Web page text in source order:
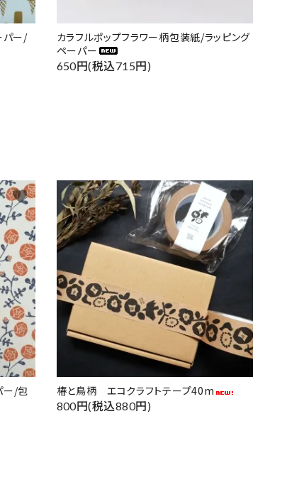
パー/
カラフルポップフラワー柄包装紙/ラッピング
ペーパー
650円(税込715円)
ー/包
favorite
椿と鳥柄 エコクラフトテープ40m
800円(税込880円)
favorite